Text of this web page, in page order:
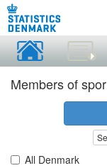
Members of
All Denmark